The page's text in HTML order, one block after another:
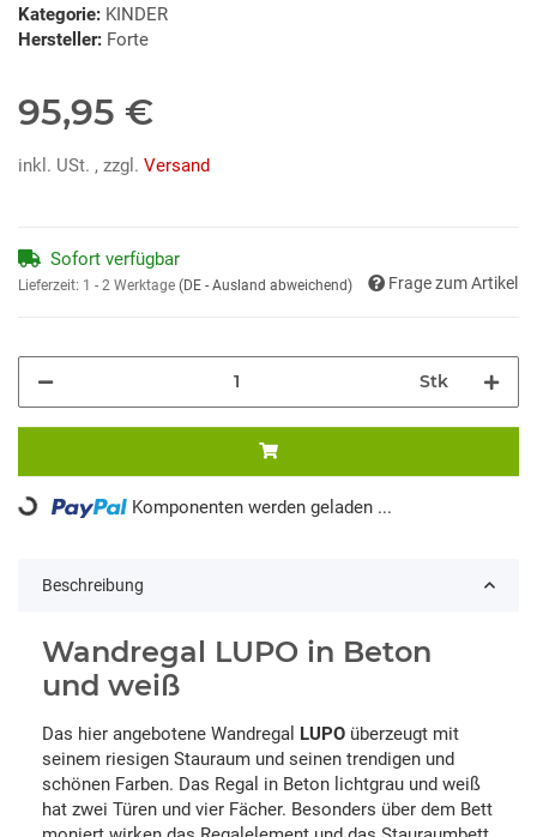
Kategorie: KINDER
Hersteller: Forte
95,95 €
inkl. USt. , zzgl. Versand
Sofort verfügbar
Lieferzeit: 1 - 2 Werktage (DE - Ausland abweichend) Frage zum Artikel
Stk
Loading... Komponenten werden geladen ...
Beschreibung
Wandregal LUPO in Beton
und weiß
Das hier angebotene Wandregal LUPO überzeugt mit
seinem riesigen Stauraum und seinen trendigen und
schönen Farben. Das Regal in Beton lichtgrau und weiß
hat zwei Türen und vier Fächer. Besonders über dem Bett